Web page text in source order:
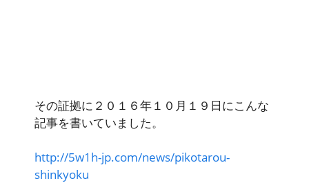
その証拠に２０１６年１０月１９日にこんな
記事を書いていました。
http://5w1h-jp.com/news/pikotarou-
shinkyoku